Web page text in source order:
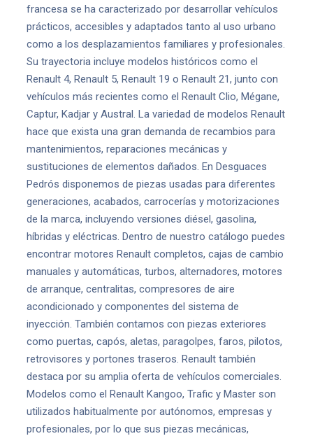
francesa se ha caracterizado por desarrollar vehículos
prácticos, accesibles y adaptados tanto al uso urbano
como a los desplazamientos familiares y profesionales.
Su trayectoria incluye modelos históricos como el
Renault 4, Renault 5, Renault 19 o Renault 21, junto con
vehículos más recientes como el Renault Clio, Mégane,
Captur, Kadjar y Austral. La variedad de modelos Renault
hace que exista una gran demanda de recambios para
mantenimientos, reparaciones mecánicas y
sustituciones de elementos dañados. En Desguaces
Pedrós disponemos de piezas usadas para diferentes
generaciones, acabados, carrocerías y motorizaciones
de la marca, incluyendo versiones diésel, gasolina,
híbridas y eléctricas. Dentro de nuestro catálogo puedes
encontrar motores Renault completos, cajas de cambio
manuales y automáticas, turbos, alternadores, motores
de arranque, centralitas, compresores de aire
acondicionado y componentes del sistema de
inyección. También contamos con piezas exteriores
como puertas, capós, aletas, paragolpes, faros, pilotos,
retrovisores y portones traseros. Renault también
destaca por su amplia oferta de vehículos comerciales.
Modelos como el Renault Kangoo, Trafic y Master son
utilizados habitualmente por autónomos, empresas y
profesionales, por lo que sus piezas mecánicas,